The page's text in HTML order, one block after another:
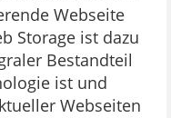
Webseite
Storage ist dazu
Bestandteil
ist und
Webseiten